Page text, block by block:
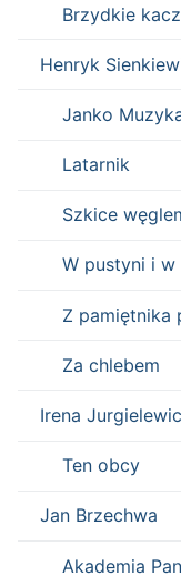
Brzydkie
Henryk
Janko
Latarnik
Szkice
W pustyni i
Z pamiętnika
Za chlebem
Irena
Ten obcy
Jan Brzechwa
Akademia